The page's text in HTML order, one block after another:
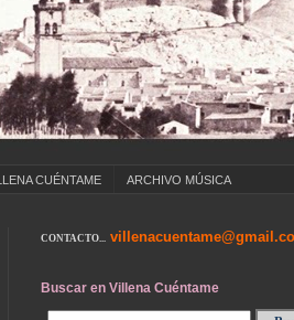
CUÉNTAME ARCHIVO MÚSICA
... CUMPLEAÑOS ...
CONTACTO...
Buscar en Villena Cuéntame